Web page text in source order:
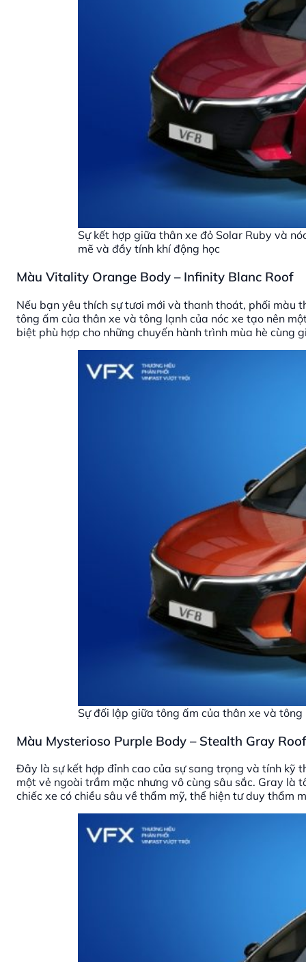
Sự kết hợp giữa thân xe đỏ Solar Ruby và
mẽ và đầy tính khí động học
Màu Vitality Orange Body – Infinity Blanc Roof
Nếu bạn yêu thích sự tươi mới và thanh thoát, phối màu
tông ấm của thân xe và tông lạnh của nóc xe tạo nên
biệt phù hợp cho những chuyến hành trình mùa hè cùng
Sự đối lập giữa tông ấm của thân xe và
Màu Mysterioso Purple Body – Stealth Gray Roof
Đây là sự kết hợp đỉnh cao của sự sang trọng và tính kỹ
một vẻ ngoài trầm mặc nhưng vô cùng sâu sắc. Gray là
chiếc xe có chiều sâu về thẩm mỹ, thể hiện tư duy thẩm